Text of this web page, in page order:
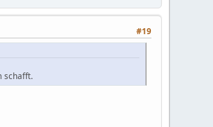
#19
schafft.